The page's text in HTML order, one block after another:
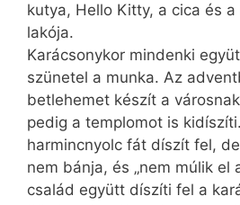
kutya, Hello Kitty, a cica és
lakója.
Karácsonykor mindenki
szünetel a munka. Az
betlehemet készít a
pedig a templomot is
harmincnyolc fát díszít fel,
nem bánja, és „nem múlik el
család együtt díszíti fel a